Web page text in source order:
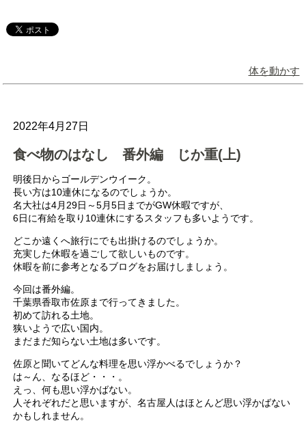
体を動かす
2022年4月27日
食べ物のはなし 番外編 じか重(上)
明後日からゴールデンウイーク。
長い方は10連休になるのでしょうか。
名大社は4月29日～5月5日までがGW休暇ですが、
6日に有給を取り10連休にするスタッフも多いようです。
どこか遠くへ旅行にでも出掛けるのでしょうか。
充実した休暇を過ごして欲しいものです。
休暇を前に参考となるブログをお届けしましょう。
今回は番外編。
千葉県香取市佐原まで行ってきました。
初めて訪れる土地。
狭いようで広い国内。
まだまだ知らない土地は多いです。
佐原と聞いてどんな料理を思い浮かべるでしょうか？
は～ん、なるほど・・・。
えっ、何も思い浮かばない。
人それぞれだと思いますが、名古屋人はほとんど思い浮かばない
かもしれません。